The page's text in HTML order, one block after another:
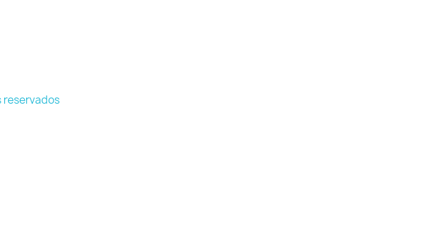
reservados